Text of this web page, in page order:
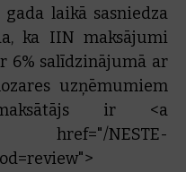
laikā sasniedza
ka IIN maksājumi
6% salīdzinājumā ar
uzņēmumiem
ir <a
NESTE-